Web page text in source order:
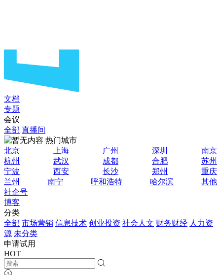
文档
专题
会议
全部 直播间
热门城市
北京
上海 广州 深圳
南京
杭州
武汉 成都 合肥
苏州
宁波
西安 长沙 郑州
重庆
兰州
南宁 呼和浩特 哈尔滨
其他
社企号
博客
分类
全部 市场营销 信息技术 创业投资 社会人文 财务财经 人力资
源 未分类
申请试用
HOT